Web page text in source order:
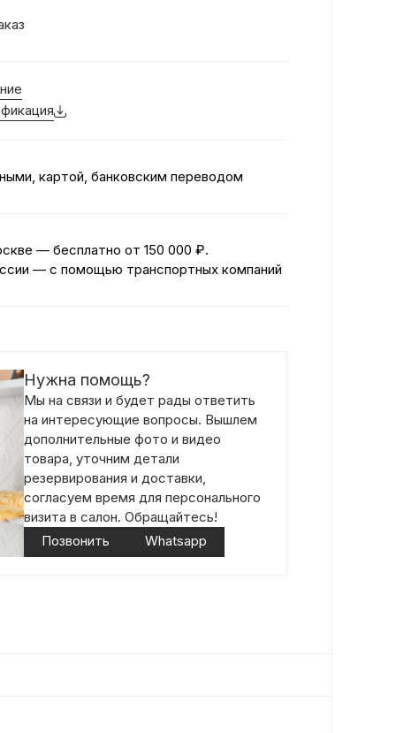
картой, банковским переводом
— бесплатно от 150 000 ₽.
— с помощью транспортных компаний
Нужна помощь?
Мы на связи и будет рады ответить
на интересующие вопросы. Вышлем
дополнительные фото и видео
товара, уточним детали
резервирования и доставки,
согласуем время для персонального
визита в салон. Обращайтесь!
Позвонить
Whatsapp